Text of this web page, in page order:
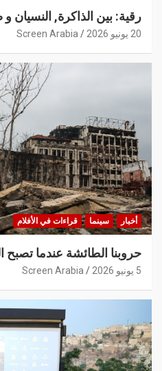
رقية: بين الذاكرة,
20 يونيو 2026 Screen Arabia
أخبار سينما قراءات في الأفلام
حروبنا الطائشة عندما تصبح
5 يونيو 2026 Screen Arabia